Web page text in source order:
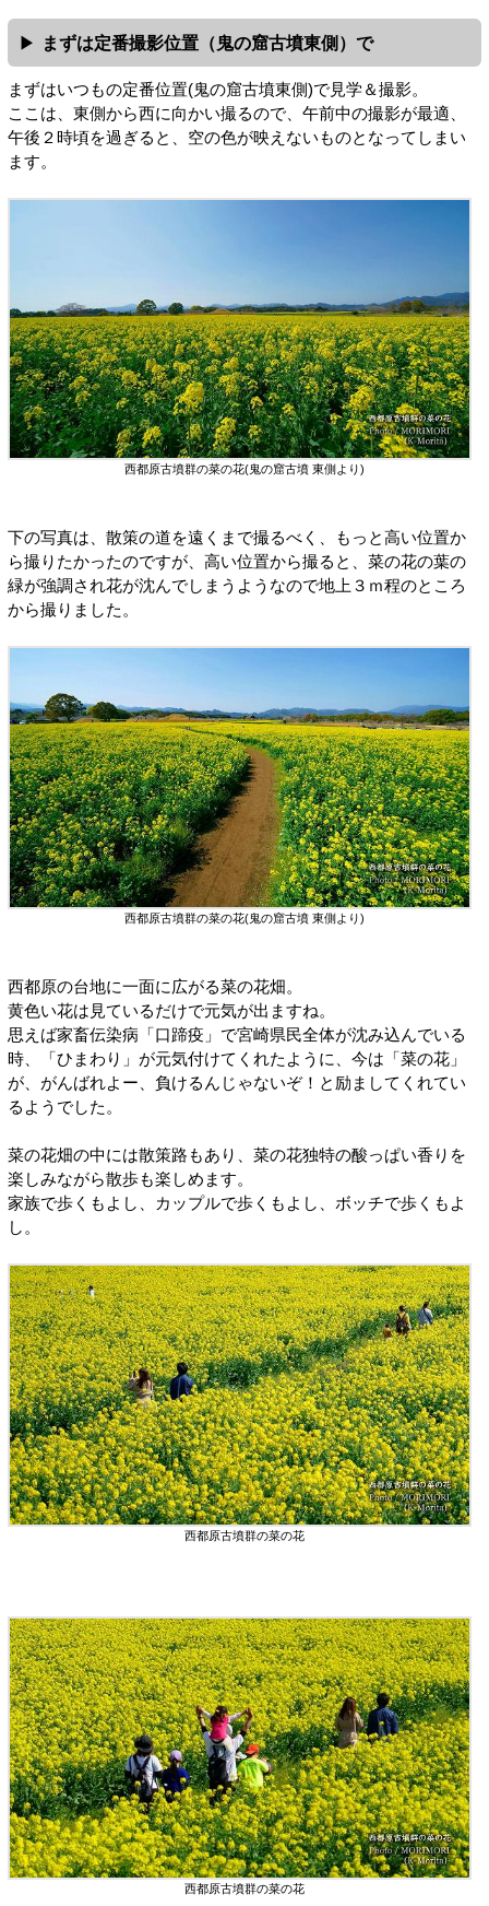
まずは定番撮影位置（鬼の窟古墳東側）で
まずはいつもの定番位置(鬼の窟古墳東側)で見学＆撮影。
ここは、東側から西に向かい撮るので、午前中の撮影が最適、
午後２時頃を過ぎると、空の色が映えないものとなってしまい
ます。
西都原古墳群の菜の花(鬼の窟古墳 東側より)
下の写真は、散策の道を遠くまで撮るべく、もっと高い位置か
ら撮りたかったのですが、高い位置から撮ると、菜の花の葉の
緑が強調され花が沈んでしまうようなので地上３ｍ程のところ
から撮りました。
西都原古墳群の菜の花(鬼の窟古墳 東側より)
西都原の台地に一面に広がる菜の花畑。
黄色い花は見ているだけで元気が出ますね。
思えば家畜伝染病「口蹄疫」で宮崎県民全体が沈み込んでいる
時、「ひまわり」が元気付けてくれたように、今は「菜の花」
が、がんばれよー、負けるんじゃないぞ！と励ましてくれてい
るようでした。
菜の花畑の中には散策路もあり、菜の花独特の酸っぱい香りを
楽しみながら散歩も楽しめます。
家族で歩くもよし、カップルで歩くもよし、ボッチで歩くもよ
し。
西都原古墳群の菜の花
西都原古墳群の菜の花